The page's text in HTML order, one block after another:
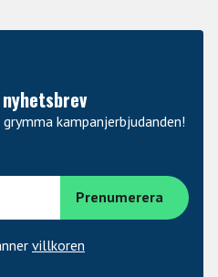
kampanjerbjudanden!
villkoren